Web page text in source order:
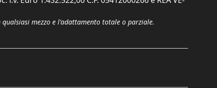
mezzo e l'adattamento totale o parziale.